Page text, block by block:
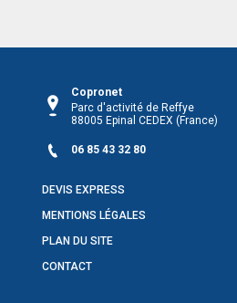
Copronet
Parc d'activité de Reffye
88005 Epinal CEDEX (France)
06 85 43 32 80
DEVIS EXPRESS
MENTIONS LÉGALES
PLAN DU SITE
CONTACT